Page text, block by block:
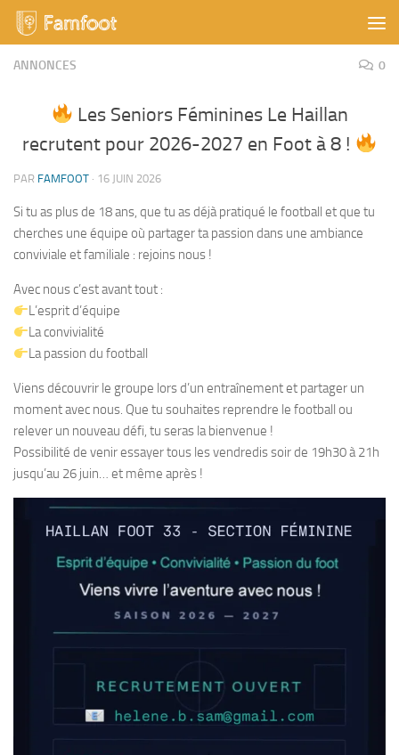
Skip to content
ANNONCES 0
Les Seniors Féminines Le Haillan
recrutent pour 2026-2027 en Foot à 8 !
PAR FAMFOOT · 16 JUIN 2026
Si tu as plus de 18 ans, que tu as déjà pratiqué le football et que tu
cherches une équipe où partager ta passion dans une ambiance
conviviale et familiale : rejoins nous !
Avec nous c’est avant tout :
L’esprit d’équipe
La convivialité
La passion du football
Viens découvrir le groupe lors d’un entraînement et partager un
moment avec nous. Que tu souhaites reprendre le football ou
relever un nouveau défi, tu seras la bienvenue !
Possibilité de venir essayer tous les vendredis soir de 19h30 à 21h
jusqu’au 26 juin… et même après !